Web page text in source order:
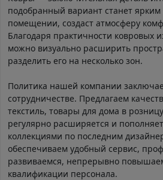
подобранный вариант станет ярким
помещении, создаст атмосферу
Благодаря практичности ковровых
можно визуально расширить
разделить его на несколько зон.
Политика нашей компании
сотрудничестве. Предлагаем
текстиль, товары для дома в
регулярно расширяется и
коллекциями по последним
обеспечиваем удобный сервис,
развиваемся, непрерывно
квалификации персонала.